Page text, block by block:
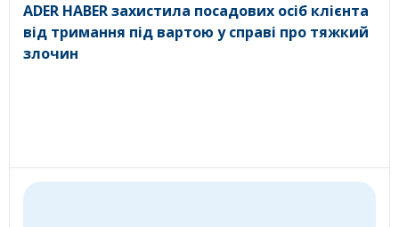
ADER HABER захистила посадових осіб клієнта
від тримання під вартою у справі про тяжкий
злочин